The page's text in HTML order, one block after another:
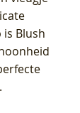
Blush